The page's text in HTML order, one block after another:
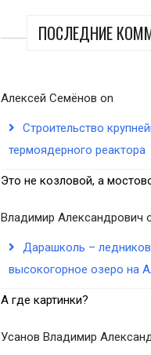
ПОСЛЕДНИЕ
Алексей Семёнов on
Строительство
термоядерного реактора
Это не козловой, а
Владимир Александрович
Дарашколь –
высокогорное озеро на
А где картинки?
Усанов Владимир